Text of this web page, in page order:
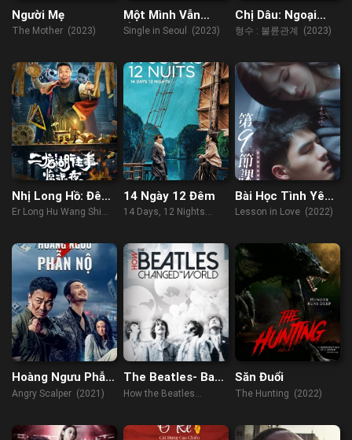
Người Mẹ
The Mother (2023)
Một Mình Vẫn
Ổn’T
Single in Seoul (2023)
Chị Dâu: Ngoại
Tình
형수 : 불륜관계 (2023)
Nhị Long Hồ: Đêm
Kinh Hoàng
Er Long Hu Wang Shi
14 Ngày 12 Đêm
14 Days, 12 Nights
Bài Học Tình Yêu
Thứ 9
Lesson in Love (2022)
Hoàng Ngưu Phẫn
Nộ
Angry Scalper (2021)
The Beatles- Ban
Nhạc Thay Đổi
How the Beatles
(2017)
Săn Đuổi
The Hunting (2022)